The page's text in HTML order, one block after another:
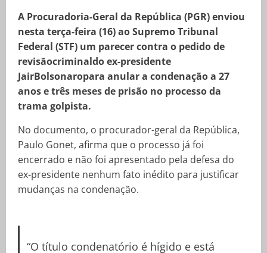
A Procuradoria-Geral da República (PGR) enviou
nesta terça-feira (16) ao Supremo Tribunal
Federal (STF) um parecer contra o pedido de
revisãocriminaldo ex-presidente
JairBolsonaropara anular a condenação a 27
anos e três meses de prisão no processo da
trama golpista.
No documento, o procurador-geral da República,
Paulo Gonet, afirma que o processo já foi
encerrado e não foi apresentado pela defesa do
ex-presidente nenhum fato inédito para justificar
mudanças na condenação.
“O título condenatório é hígido e está